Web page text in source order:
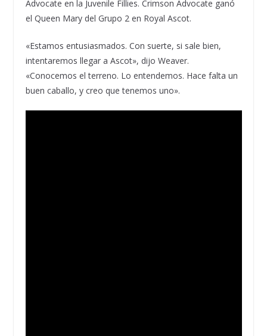
Advocate en la Juvenile Fillies. Crimson Advocate ganó
el Queen Mary del Grupo 2 en Royal Ascot.
«Estamos entusiasmados. Con suerte, si sale bien,
intentaremos llegar a Ascot», dijo Weaver.
«Conocemos el terreno. Lo entendemos. Hace falta un
buen caballo, y creo que tenemos uno».